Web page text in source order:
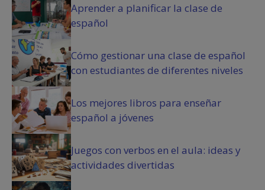
l
i
g
a
o
r
i
o
)
Aprender a planificar la clase de
español
Cómo gestionar una clase de español
con estudiantes de diferentes niveles
Los mejores libros para enseñar
español a jóvenes
Juegos con verbos en el aula: ideas y
actividades divertidas